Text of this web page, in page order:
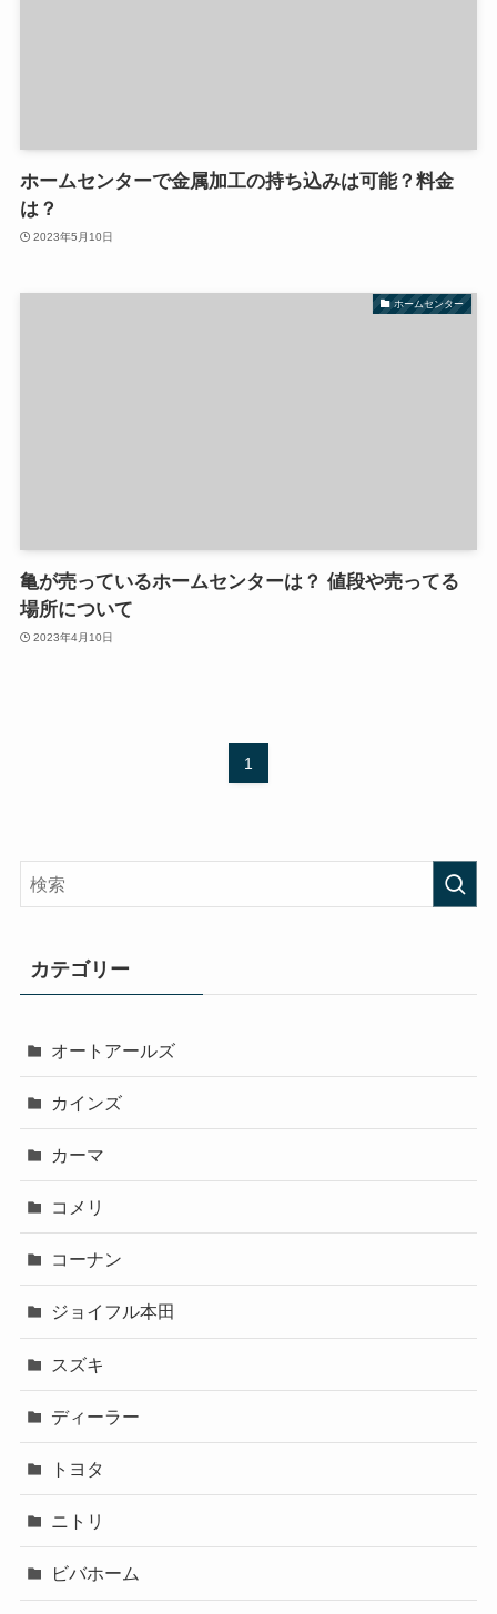
ホームセンターで金属加工の持ち込みは可能？料金
は？
2023年5月10日
ホームセンター
亀が売っているホームセンターは？ 値段や売ってる
場所について
2023年4月10日
1
カテゴリー
オートアールズ
カインズ
カーマ
コメリ
コーナン
ジョイフル本田
スズキ
ディーラー
トヨタ
ニトリ
ビバホーム